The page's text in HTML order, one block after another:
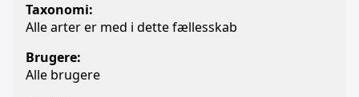
Taxonomi:
Alle arter er med i dette fællesskab
Brugere:
Alle brugere